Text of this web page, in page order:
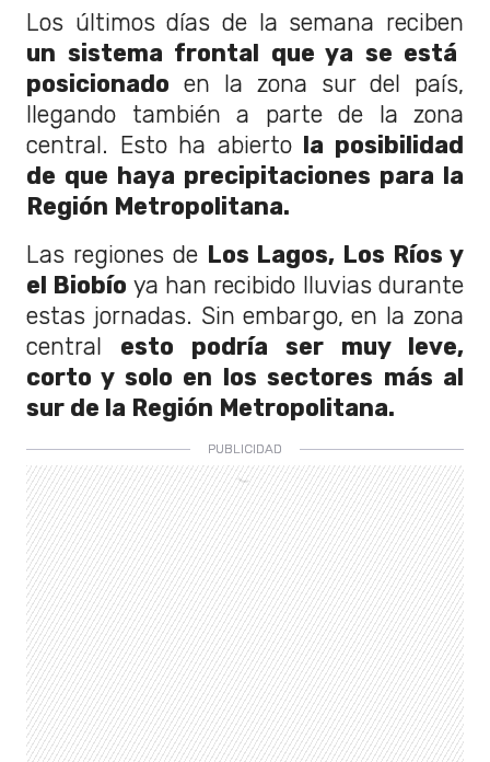
Los últimos días de la semana reciben
un sistema frontal que ya se está
posicionado en la zona sur del país,
llegando también a parte de la zona
central. Esto ha abierto la posibilidad
de que haya precipitaciones para la
Región Metropolitana.
Las regiones de Los Lagos, Los Ríos y
el Biobío ya han recibido lluvias durante
estas jornadas. Sin embargo, en la zona
central esto podría ser muy leve,
corto y solo en los sectores más al
sur de la Región Metropolitana.